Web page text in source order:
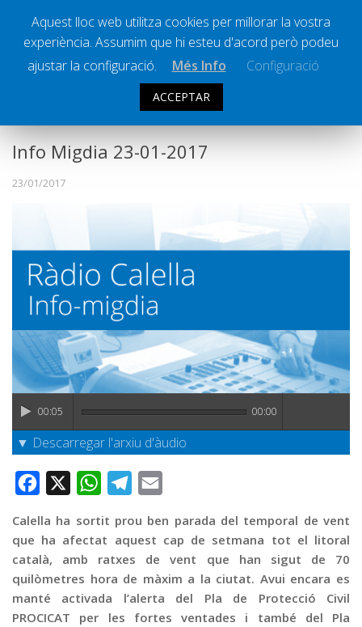
Societat
Successos
La Banqueta
Transmissions Esportives
Pòdcasts
Vídeos
Graella
Publicitat
Ràdio Calella Televisió
Info Migdia 23-01-2017
23/01/2017
00:05 00:00
▼ Descarregar l'arxiu d'àudio
Facebook WhatsAppTelegram
Calella ha sortit prou ben parada del temporal de vent
que ha afectat aquest cap de setmana tot el litoral
català, amb ratxes de vent que han sigut de 70
quilòmetres hora de màxim a la ciutat. Avui encara es
manté activada l’alerta del Pla de Protecció Civil
PROCICAT per les fortes ventades i també del Pla
Aquest lloc web utilitza cookies per millorar la vostra
experiència. Assumim que hi esteu d'acord però podeu
ajustar la configuració.
Més Info Configuració
ACCEPTAR